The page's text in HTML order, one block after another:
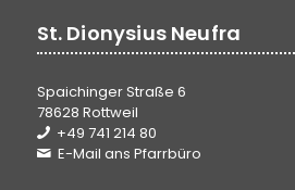
St. Dionysius Neufra
Spaichinger Straße 6
78628 Rottweil
+49 741 214 80
E-Mail ans Pfarrbüro